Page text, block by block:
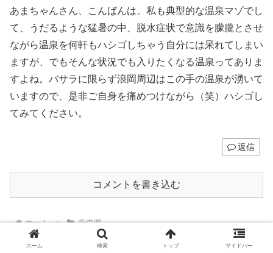
あまちゃんさん、こんばんは。私も典型的な温泉マゾでし
て、うだるような猛暑の中、脱水症状で意識を朦朧とさせ
ながら温泉を何軒もハシゴしちゃう自分には呆れてしまい
ますが、でもそんな状況でも入りたくなる温泉ってありま
すよね。バサラに限らず浪岡周辺はこの手の温泉が湧いて
いますので、是非ご自身を痛めつけながら（笑）ハシゴし
てみてください。
返信
コメントを書き込む
ホーム 青森県
ホーム 検索 トップ サイドバー